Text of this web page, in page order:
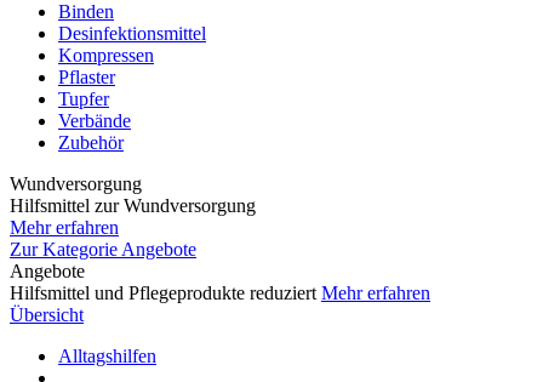
Binden
Desinfektionsmittel
Kompressen
Pflaster
Tupfer
Verbände
Zubehör
Wundversorgung
Hilfsmittel zur Wundversorgung
Mehr erfahren
Zur Kategorie Angebote
Angebote
Hilfsmittel und Pflegeprodukte reduziert Mehr erfahren
Übersicht
Alltagshilfen